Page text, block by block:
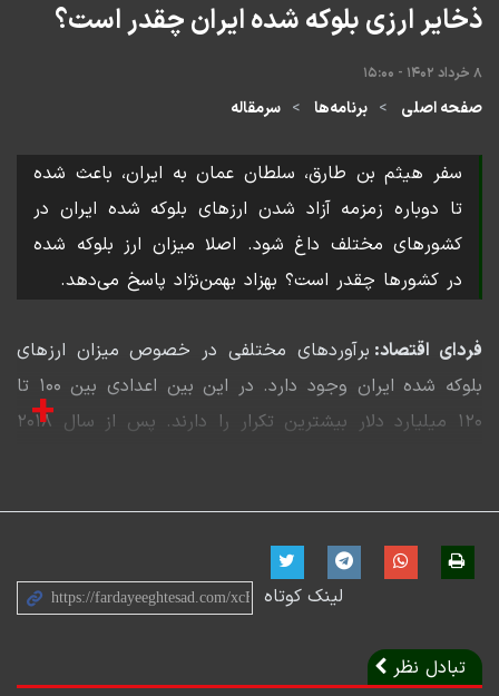
ذخایر ارزی بلوکه شده ایران چقدر است؟
۸ خرداد ۱۴۰۲ - ۱۵:۰۰
صفحه اصلی برنامه‌ها سرمقاله
سفر هیثم بن طارق، سلطان عمان به ایران، باعث شده
تا دوباره زمزمه آزاد شدن ارزهای بلوکه شده ایران در
کشورهای مختلف داغ شود. اصلا میزان ارز بلوکه شده
در کشورها چقدر است؟ بهزاد بهمن‌نژاد پاسخ می‌دهد.
فردای اقتصاد: برآوردهای مختلفی در خصوص میزان ارزهای
بلوکه شده ایران وجود دارد. در این بین اعدادی بین ۱۰۰ تا
۱۲۰ میلیارد دلار بیشترین تکرار را دارند. پس از سال ۲۰۱۸
احتمالا ذخایر ارزی بلوکه شده ایران را نشان می‌دهد.
اگر پول‌های بلوکه شده ایران را به تفکیک کشورها مورد
۲۰۲۱ با انتشار گزارشی برآوردهایی از دلارهای بلوکه شده ایران
+
لینک کوتاه
تبادل نظر